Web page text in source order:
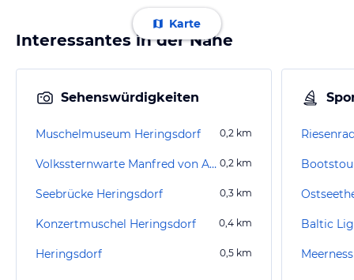
Karte
Interessantes in der Nähe
Sehenswürdigkeiten
Muschelmuseum Heringsdorf 0,2 km
Volkssternwarte Manfred von Ardenne 0,2 km
Seebrücke Heringsdorf 0,3 km
Konzertmuschel Heringsdorf 0,4 km
Heringsdorf 0,5 km
Baltic